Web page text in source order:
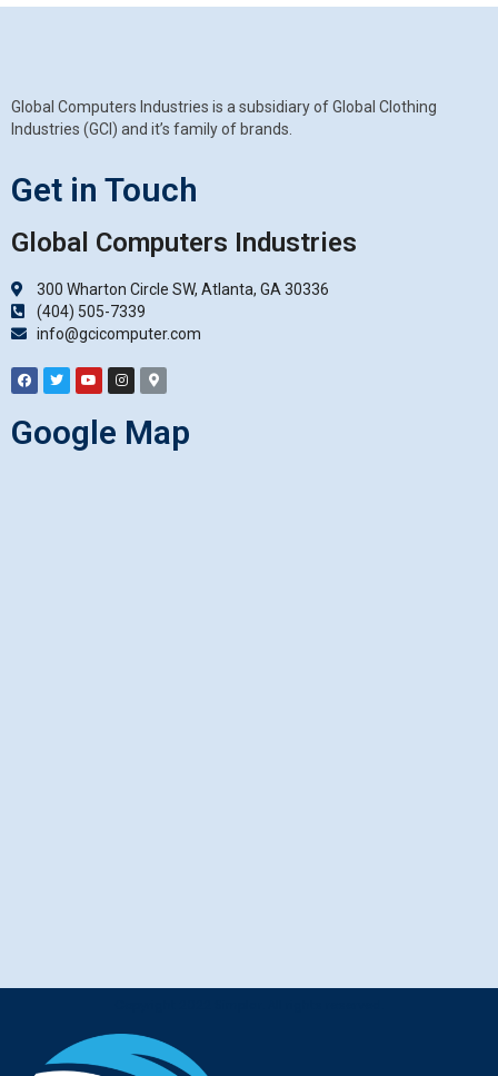
Global Computers Industries is a subsidiary of Global Clothing
Industries (GCI) and it’s family of brands.
Get in Touch
Global Computers Industries
300 Wharton Circle SW, Atlanta, GA 30336
(404) 505-7339
info@gcicomputer.com
Google Map